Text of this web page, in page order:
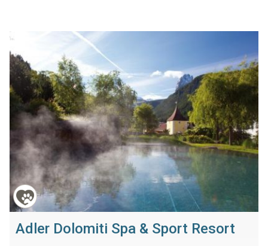
Adler Dolomiti Spa & Sport Resort